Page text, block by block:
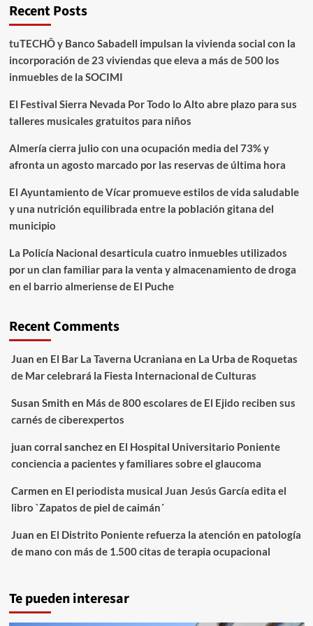
Recent Posts
tuTECHÔ y Banco Sabadell impulsan la vivienda social con la
incorporación de 23 viviendas que eleva a más de 500 los
inmuebles de la SOCIMI
El Festival Sierra Nevada Por Todo lo Alto abre plazo para sus
talleres musicales gratuitos para niños
Almería cierra julio con una ocupación media del 73% y
afronta un agosto marcado por las reservas de última hora
El Ayuntamiento de Vícar promueve estilos de vida saludable
y una nutrición equilibrada entre la población gitana del
municipio
La Policía Nacional desarticula cuatro inmuebles utilizados
por un clan familiar para la venta y almacenamiento de droga
en el barrio almeriense de El Puche
Recent Comments
Juan en El Bar La Taverna Ucraniana en La Urba de Roquetas
de Mar celebrará la Fiesta Internacional de Culturas
Susan Smith en Más de 800 escolares de El Ejido reciben sus
carnés de ciberexpertos
juan corral sanchezen El Hospital Universitario Poniente
conciencia a pacientes y familiares sobre el glaucoma
Carmen en El periodista musical Juan Jesús García edita el
libro `Zapatos de piel de caimán´
Juan en El Distrito Poniente refuerza la atención en patología
de mano con más de 1.500 citas de terapia ocupacional
Te pueden interesar